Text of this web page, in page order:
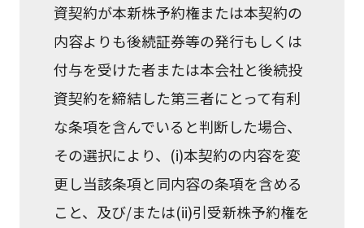
資契約が本新株予約権または本契約の
内容よりも後続証券等の発行もしくは
付与を受けた者または本会社と後続投
資契約を締結した第三者にとって有利
な条項を含んでいると判断した場合、
その選択により、(i)本契約の内容を変
更し当該条項と同内容の条項を含める
こと、及び/または(ii)引受新株予約権を